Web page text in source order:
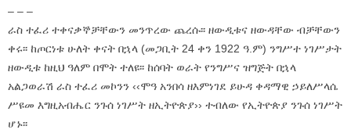
– – –
ራስ ተፈሪ ተቀናቃኞቻቸውን መንጥረው ጨረሱ፡፡ ዘውዲቱና ዘውዳቸው ብቻቸውን
ቀሩ፡፡ ከጦርነቱ ሁለት ቀናት በኋላ (መጋቢት 24 ቀን 1922 ዓ.ም) ንግሥተ ነገሥታት
ዘውዲቱ ከዚህ ዓለም በሞት ተለዩ፡፡ ከሰባት ወራት የንግሥና ዝግጅት በኋላ
አልጋወራሽ ራስ ተፈሪ መኮንን ‹‹ሞዓ አንበሳ ዘእምነገደ ይሁዳ ቀዳማዊ ኃይለሥላሴ
ሥዩመ እግዚአብሔር ንጉሰ ነገሥት ዘኢትዮጵያ›› ተብለው የኢትዮጵያ ንጉሰ ነገሥት
ሆኑ፡፡